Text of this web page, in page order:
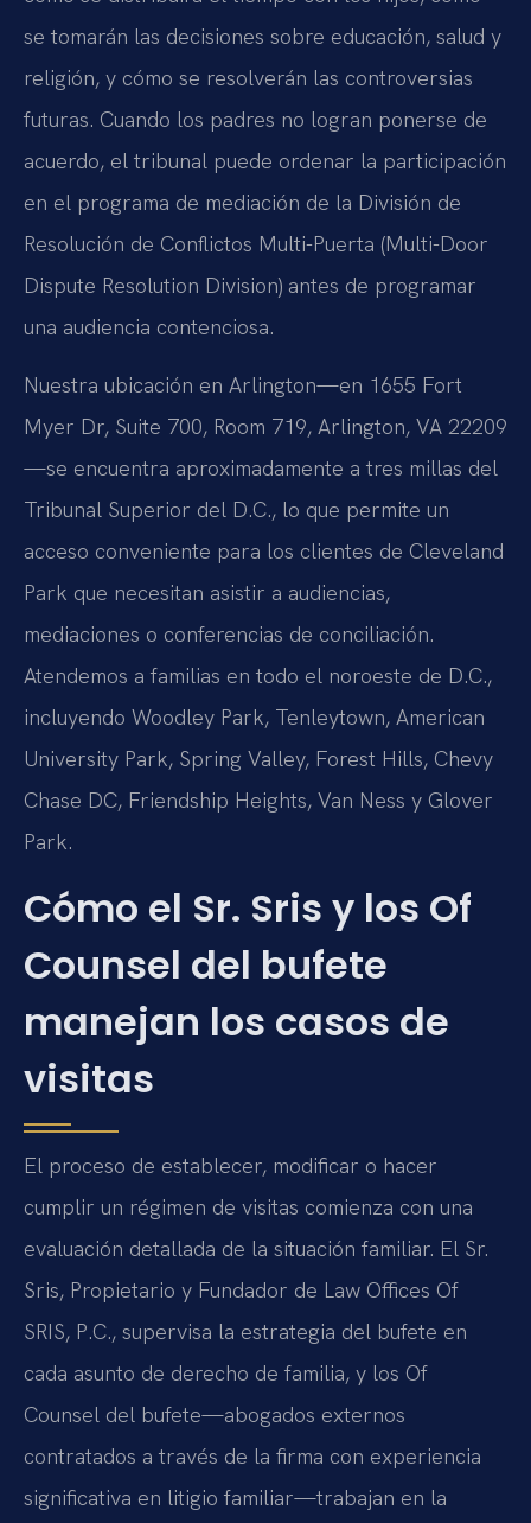
se tomarán las decisiones sobre educación, salud y
religión, y cómo se resolverán las controversias
futuras. Cuando los padres no logran ponerse de
acuerdo, el tribunal puede ordenar la participación
en el programa de mediación de la División de
Resolución de Conflictos Multi-Puerta (Multi-Door
Dispute Resolution Division) antes de programar
una audiencia contenciosa.
Nuestra ubicación en Arlington—en 1655 Fort
Myer Dr, Suite 700, Room 719, Arlington, VA 22209
—se encuentra aproximadamente a tres millas del
Tribunal Superior del D.C., lo que permite un
acceso conveniente para los clientes de Cleveland
Park que necesitan asistir a audiencias,
mediaciones o conferencias de conciliación.
Atendemos a familias en todo el noroeste de D.C.,
incluyendo Woodley Park, Tenleytown, American
University Park, Spring Valley, Forest Hills, Chevy
Chase DC, Friendship Heights, Van Ness y Glover
Park.
Cómo el Sr. Sris y los Of
Counsel del bufete
manejan los casos de
visitas
El proceso de establecer, modificar o hacer
cumplir un régimen de visitas comienza con una
evaluación detallada de la situación familiar. El Sr.
Sris, Propietario y Fundador de Law Offices Of
SRIS, P.C., supervisa la estrategia del bufete en
cada asunto de derecho de familia, y los Of
Counsel del bufete—abogados externos
contratados a través de la firma con experiencia
significativa en litigio familiar—trabajan en la